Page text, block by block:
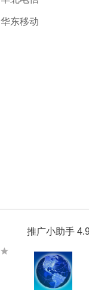
华东移动
推广小助手